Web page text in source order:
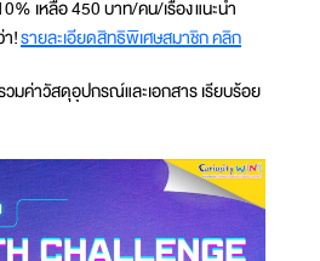
เหลือ 450 บาท/คน/เรื่อง แนะนำ
!รายละเอียดสิทธิพิเศษสมาชิก คลิก
วมค่าวัสดุอุปกรณ์และเอกสาร เรียบร้อย